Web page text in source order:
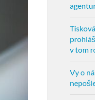
v tom
Vy o